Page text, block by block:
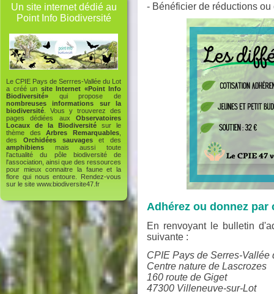
Un site internet dédié au
Point Info Biodiversité
Le CPIE Pays de Serrres-Vallée du Lot
a créé un site Internet «Point Info
Biodiversité» qui propose de
nombreuses informations sur la
biodiversité . Vous y trouverez des
pages dédiées aux Observatoires
Locaux de la Biodiversité sur le
thème desArbres Remarquables
des Orchidées sauvageset des
amphibiens mais aussi toute
l'actualité du pôle biodiversité de
l'association, ainsi que des ressources
pour mieux connaitre la faune et la
flore qui nous entoure. Rendez-vous
sur le site www.biodiversite47.fr
- Bénéficier de réductions
Adhérez ou donnez par
En renvoyant le bulletin
suivante :
CPIE Pays de Serres-Vallée
Centre nature de Lascrozes
160 route de Giget
47300 Villeneuve-sur-Lot